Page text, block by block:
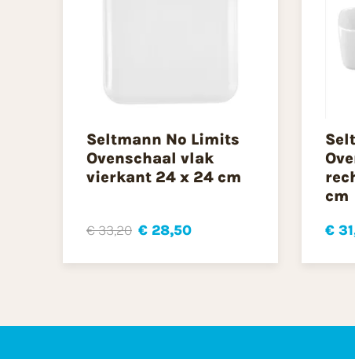
Seltmann No Limits
Ovenschaal vlak
vierkant 24 x 24 cm
€ 33,20 € 28,50
cm
€